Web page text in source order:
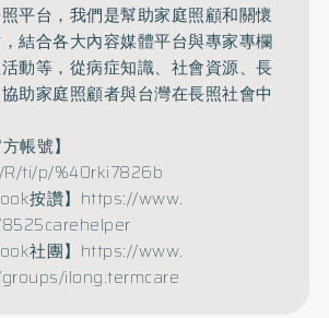
平台， 我們是幫助家庭照顧和關懷
結合各大內容媒體平台與專家專欄
動等， 從病症知識、社會資源、長
協助家庭照顧者與台灣在長照社會中
帳號】
ti/p/%40rki7826b
按讚】 https://www.
社團】 https://www.
ilong.termcare